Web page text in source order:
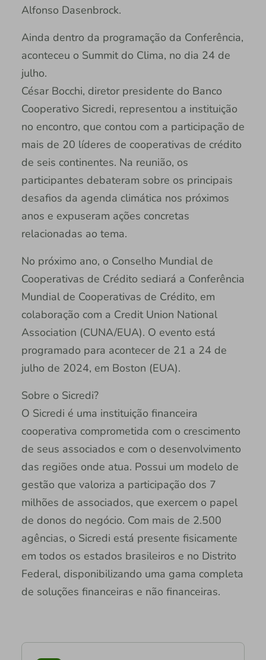
Alfonso Dasenbrock.
Ainda dentro da programação da Conferência,
aconteceu o Summit do Clima, no dia 24 de
julho.
César Bocchi, diretor presidente do Banco
Cooperativo Sicredi, representou a instituição
no encontro, que contou com a participação de
mais de 20 líderes de cooperativas de crédito
de seis continentes. Na reunião, os
participantes debateram sobre os principais
desafios da agenda climática nos próximos
anos e expuseram ações concretas
relacionadas ao tema.
No próximo ano, o Conselho Mundial de
Cooperativas de Crédito sediará a Conferência
Mundial de Cooperativas de Crédito, em
colaboração com a Credit Union National
Association (CUNA/EUA). O evento está
programado para acontecer de 21 a 24 de
julho de 2024, em Boston (EUA).
Sobre o Sicredi?
O Sicredi é uma instituição financeira
cooperativa comprometida com o crescimento
de seus associados e com o desenvolvimento
das regiões onde atua. Possui um modelo de
gestão que valoriza a participação dos 7
milhões de associados, que exercem o papel
de donos do negócio. Com mais de 2.500
agências, o Sicredi está presente fisicamente
em todos os estados brasileiros e no Distrito
Federal, disponibilizando uma gama completa
de soluções financeiras e não financeiras.